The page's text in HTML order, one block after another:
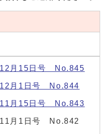
月15日号 No.845
月1日号 No.844
月15日号 No.843
月1日号 No.842